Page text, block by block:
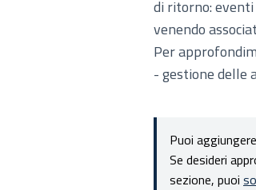
di ritorno:
venendo
Per
-gestione delle
Puoi
Se desideri
sezione, puoi